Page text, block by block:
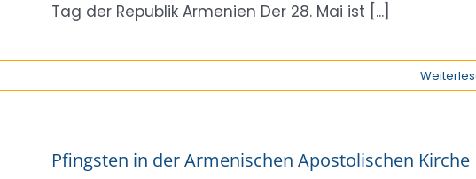
Tag der Republik Armenien Der 28. Mai ist [...]
Pfingsten in der Armenischen Apostolischen Kirche